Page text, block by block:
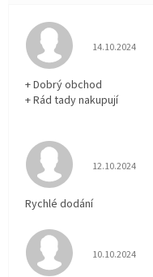
Hodnocení
14.10.2024
+ Dobrý obchod
+ Rád tady nakupují
Hodnocení
12.10.2024
Rychlé dodání
Hodnocení
10.10.2024